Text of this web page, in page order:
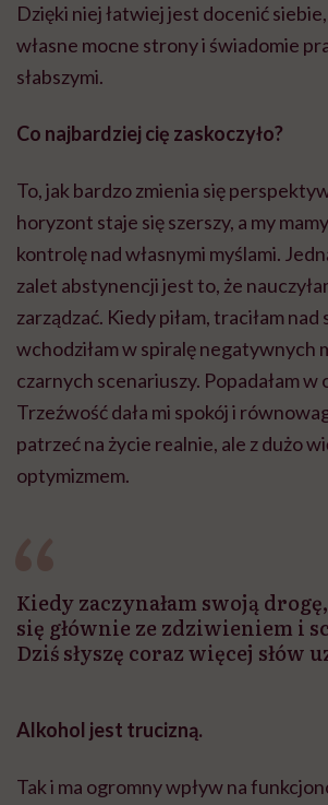
Dzięki niej łatwiej jest docenić
własne mocne strony i świadomie
słabszymi.
Co najbardziej cię zaskoczyło?
To, jak bardzo zmienia się
horyzont staje się szerszy, a my
kontrolę nad własnymi myślami.
zalet abstynencji jest to, że
zarządzać. Kiedy piłam, traciłam
wchodziłam w spiralę negatywnych
czarnych scenariuszy. Popadałam
Trzeźwość dała mi spokój i
patrzeć na życie realnie, ale z dużo
optymizmem.
Kiedy zaczynałam swoją
się głównie ze zdziwieniem i
Dziś słyszę coraz więcej słów
Alkohol jest trucizną.
Tak i ma ogromny wpływ na